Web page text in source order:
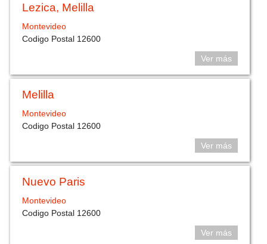
Lezica, Melilla
Montevideo
Codigo Postal 12600
Ver más
Melilla
Montevideo
Codigo Postal 12600
Ver más
Nuevo Paris
Montevideo
Codigo Postal 12600
Ver más